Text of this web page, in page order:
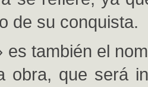
de su conquista.
es también el
obra, que será